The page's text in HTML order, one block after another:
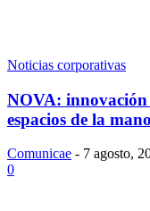
Noticias corporativas
NOVA:
espacios de la
Comunicae - 7 agosto,
0